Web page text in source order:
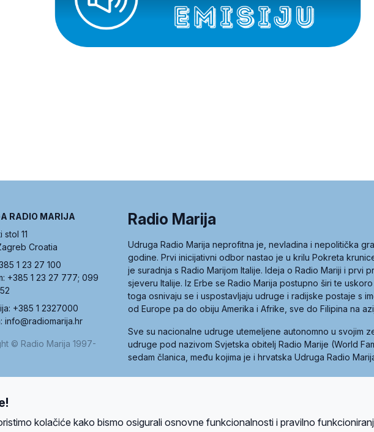
RADIO MARIJA
stol 11
Croatia
1 23 27 100
+385 1 23 27 777; 099
+385 1 2327000
info@radiomarija.hr
© Radio Marija 1997-
Radio Marija
Udruga Radio Marija neprofitna je, nevladina i nepolitička
godine. Prvi inicijativni odbor nastao je u krilu Pokreta
je suradnja s Radio Marijom Italije. Ideja o Radio Mariji i prvi
sjeveru Italije. Iz Erbe se Radio Marija postupno širi te
toga osnivaju se i uspostavljaju udruge i radijske postaje s
od Europe pa do obiju Amerika i Afrike, sve do Filipina na
Sve su nacionalne udruge utemeljene autonomno u svojim
udruge pod nazivom Svjetska obitelj Radio Marije (World
sedam članica, među kojima je i hrvatska Udruga Radio
Google reCAPTCHA sustavom
kolačiće kako bismo osigurali osnovne funkcionalnosti i pravilno